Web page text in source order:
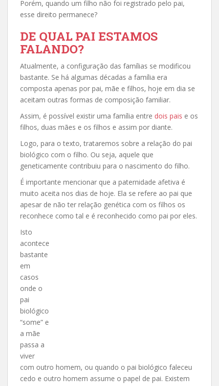
Porém, quando um filho não foi registrado pelo pai,
esse direito permanece?
DE QUAL PAI ESTAMOS
FALANDO?
Atualmente, a configuração das famílias se modificou
bastante. Se há algumas décadas a família era
composta apenas por pai, mãe e filhos, hoje em dia se
aceitam outras formas de composição familiar.
Assim, é possível existir uma família entre dois pais e os
filhos, duas mães e os filhos e assim por diante.
Logo, para o texto, trataremos sobre a relação do pai
biológico com o filho. Ou seja, aquele que
geneticamente contribuiu para o nascimento do filho.
É importante mencionar que a paternidade afetiva é
muito aceita nos dias de hoje. Ela se refere ao pai que
apesar de não ter relação genética com os filhos os
reconhece como tal e é reconhecido como pai por eles.
Isto
acontece
bastante
em
casos
onde o
pai
biológico
“some” e
a mãe
passa a
viver
com outro homem, ou quando o pai biológico faleceu
cedo e outro homem assume o papel de pai. Existem